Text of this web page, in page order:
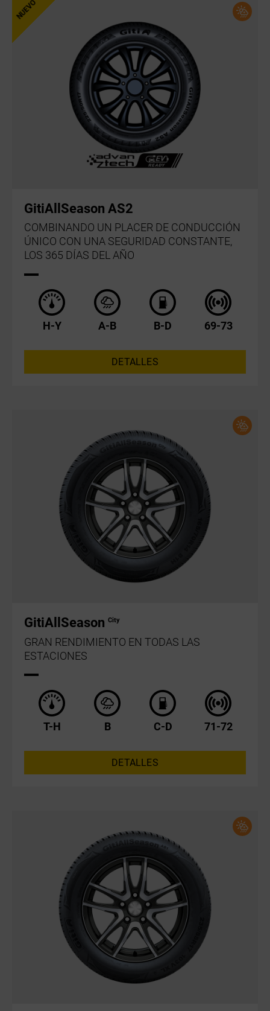
GitiAllSeason AS2
COMBINANDO UN PLACER DE CONDUCCIÓN
ÚNICO CON UNA SEGURIDAD CONSTANTE,
LOS 365 DÍAS DEL AÑO
H-Y A-B B-D 69-73
DETALLES
GitiAllSeason City
GRAN RENDIMIENTO EN TODAS LAS
ESTACIONES
T-H B C-D 71-72
DETALLES